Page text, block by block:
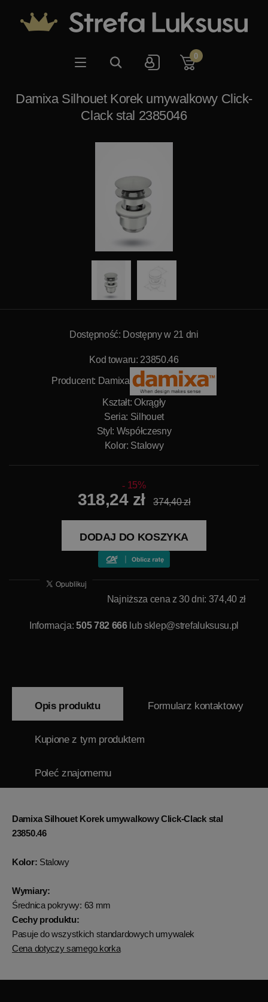
0
Damixa Silhouet Korek umywalkowy Click-
Clack stal 2385046
Dostępność: Dostępny w 21 dni
Kod towaru: 23850.46
Producent: Damixa
Kształt: Okrągły
Seria: Silhouet
Styl: Współczesny
Kolor: Stalowy
15%
318,24 zł 374,40 zł
DODAJ DO KOSZYKA
Najniższa cena z 30 dni: 374,40 zł
Informacja:505 782 666lubsklep@strefaluksusu.pl
Opis produktu Formularz kontaktowy
Kupione z tym produktem
Poleć znajomemu
Damixa Silhouet Korek umywalkowy Click-Clack stal
23850.46
Kolor: Stalowy
Wymiary:
Średnica pokrywy: 63 mm
Cechy produktu:
Pasuje do wszystkich standardowych umywalek
Cena dotyczy samego korka